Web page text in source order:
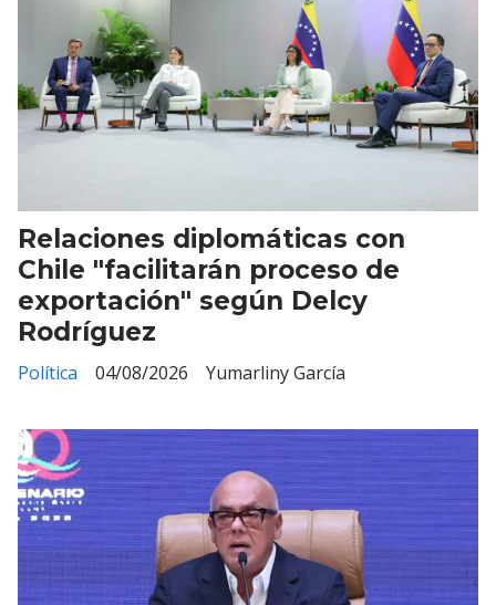
Relaciones diplomáticas con
Chile "facilitarán proceso de
exportación" según Delcy
Rodríguez
Yumarliny García
Política 04/08/2026